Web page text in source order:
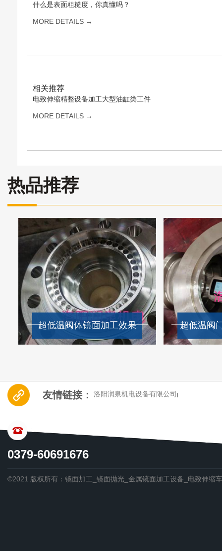
什么是表面粗糙度，你真懂吗？
MORE DETAILS →
相关推荐
电致伸缩精整设备加工大型油缸类工件
MORE DETAILS →
热品推荐
超低温阀体镜面加工效果
友情链接： 洛阳润泉机电设备有限公司 |
CONTACT US
0379-60691676
©2021 版权所有：镜面加工_镜面抛光_金属镜面加工设备_电致伸